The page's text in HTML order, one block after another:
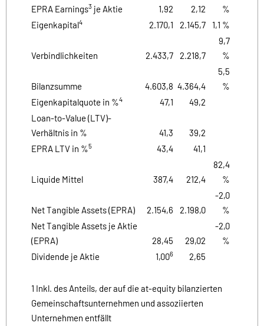
EPRA Earnings3 je Aktie 1,92 2,12
%
Eigenkapital4 2.170,1 2.145,7 1,1 %
Verbindlichkeiten 2.433,7 2.218,7
9,7
%
Bilanzsumme 4.603,8 4.364,4
5,5
%
Eigenkapitalquote in %4 47,1
49,2
Loan-to-Value (LTV)-
Verhältnis in %
41,3
39,2
EPRA LTV in %5 43,4 41,1
Liquide Mittel 387,4 212,4
82,4
%
Net Tangible Assets (EPRA) 2.154,6 2.198,0
-2,0
%
Net Tangible Assets je Aktie
(EPRA)
28,45 29,02
-2,0
%
Dividende je Aktie
1,006 2,65
1 Inkl. des Anteils, der auf die at-equity bilanzierten
Gemeinschaftsunternehmen und assoziierten
Unternehmen entfällt